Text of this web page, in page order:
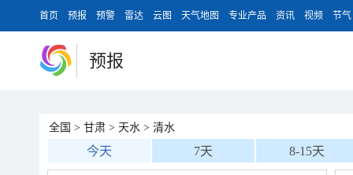
首页 预报 预警 雷达 云图 天气地图 专业产品 资讯 视频 节气
预报
全国 > 甘肃 > 天水 > 清水
今天 7天 8-15天